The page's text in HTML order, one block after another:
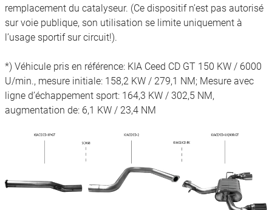
remplacement du catalyseur. (Ce dispositif n’est pas autorisé
sur voie publique, son utilisation se limite uniquement à
l’usage sportif sur circuit!).
*) Véhicule pris en référence: KIA Ceed CD GT 150 KW / 6000
U/min., mesure initiale: 158,2 KW / 279,1 NM; Mesure avec
ligne d’échappement sport: 164,3 KW / 302,5 NM,
augmentation de: 6,1 KW / 23,4 NM